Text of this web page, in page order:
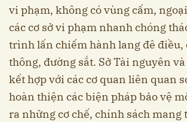
vi phạm, không có vùng cấm,
các cơ sở vi phạm nhanh chóng
trình lấn chiếm hành lang đê điều,
thông, đường sắt. Sở Tài nguyên
kết hợp với các cơ quan liên quan
hoàn thiện các biện pháp bảo vệ
ra những cơ chế, chính sách mang